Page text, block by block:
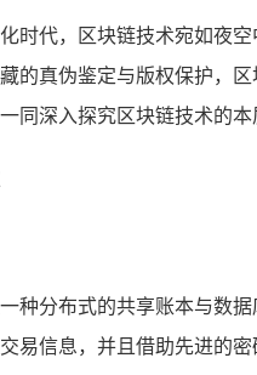
时代，区块链技术宛如夜
的真伪鉴定与版权保护，
同深入探究区块链技术的本
种分布式的共享账本与数
易信息，并且借助先进的